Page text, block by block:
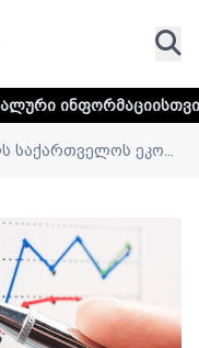
დააკლიკეთ
საქართველოს ეკო...